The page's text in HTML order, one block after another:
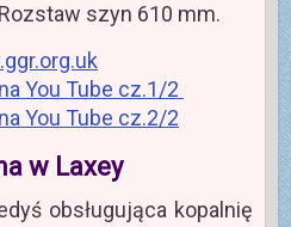
szyn 610 mm.
You Tube cz.1/2
You Tube cz.2/2
w Laxey
obsługująca kopalnię